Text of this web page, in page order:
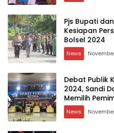
Pjs Bupati
Kesiapan
Bolsel 2024
News
Debat Publik
2024, Sandi
Memilih
News